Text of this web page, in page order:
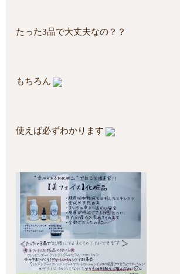
たった3品で大丈夫なの？？
もちろん
使えば必ずわかります